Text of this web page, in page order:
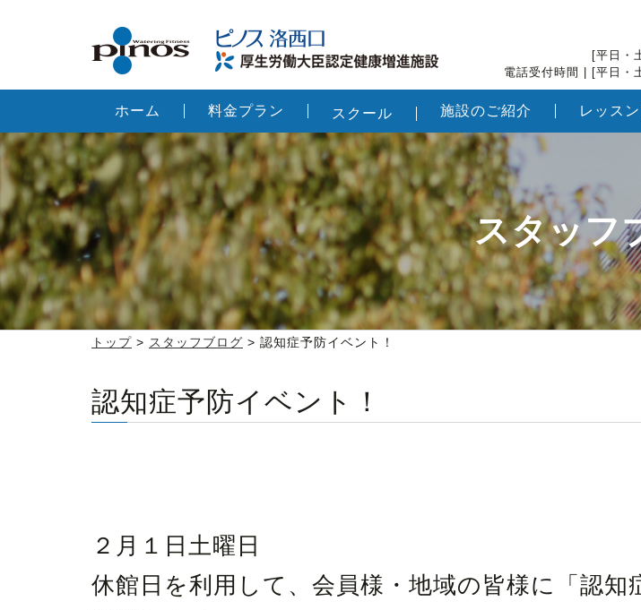
[平日・
電話受付時間 | [平日
ホーム 料金プラン スクール 施設のご紹介 レッス
トップ > スタッフブログ > 認知症予防イベント！
スタッフ
認知症予防イベント！
２月１日土曜日
休館日を利用して、会員様・地域の皆様に「認知